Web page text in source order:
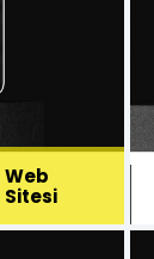
Web
Sitesi